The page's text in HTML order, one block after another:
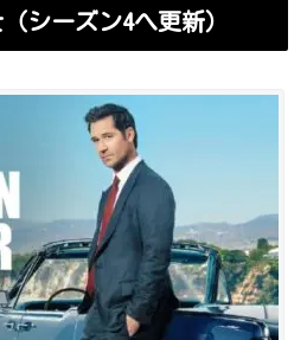
シーズン4へ更新）